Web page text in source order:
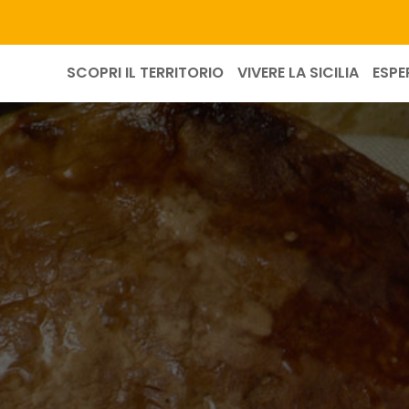
SCOPRI IL TERRITORIO VIVERE LA SICILIA